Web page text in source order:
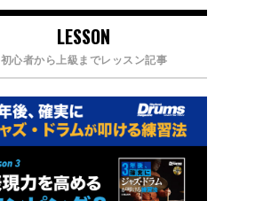
LESSON
初心者から上級までレッスン記事